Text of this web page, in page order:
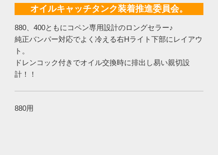
オイルキャッチタンク装着推進委員会。
880、400ともにコペン専用設計のロングセラー♪
純正バンパー対応でよく冷える右Hライト下部にレイアウ
ト。
ドレンコック付きでオイル交換時に排出し易い親切設
計！！
880用